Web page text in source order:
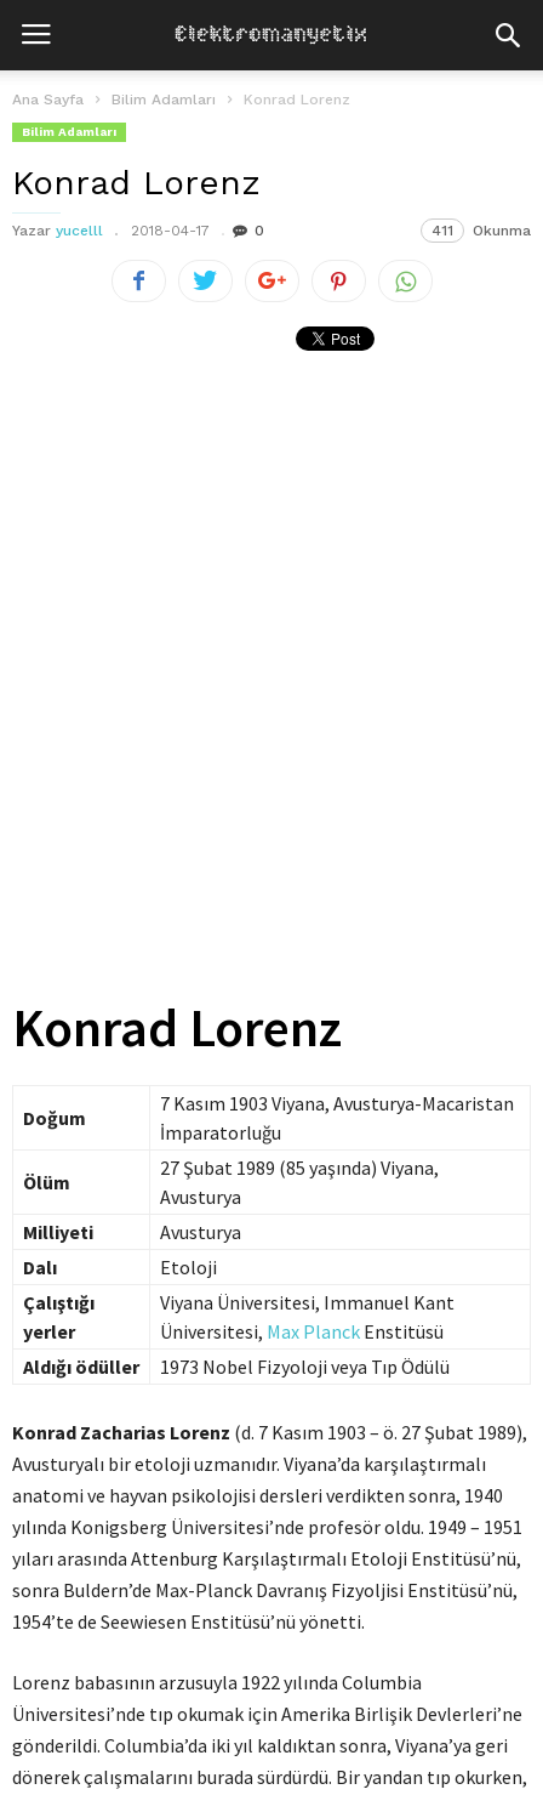
Ana Sayfa Bilim Adamları Konrad Lorenz
Bilim Adamları
Konrad Lorenz
Yazar yucelll 2018-04-17 0 411 Okunma
Konrad Lorenz
Doğum
7 Kasım 1903 Viyana, Avusturya-Macaristan
İmparatorluğu
Ölüm
27 Şubat 1989 (85 yaşında) Viyana,
Avusturya
Milliyeti
Avusturya
Dalı
Etoloji
Çalıştığı
yerler
Viyana Üniversitesi, Immanuel Kant
Üniversitesi, Max Planck Enstitüsü
Aldığı ödüller
1973 Nobel Fizyoloji veya Tıp Ödülü
Konrad Zacharias Lorenz (d. 7 Kasım 1903 – ö. 27 Şubat 1989),
Avusturyalı bir etoloji uzmanıdır. Viyana’da karşılaştırmalı
anatomi ve hayvan psikolojisi dersleri verdikten sonra, 1940
yılında Konigsberg Üniversitesi’nde profesör oldu. 1949 – 1951
yıları arasında Attenburg Karşılaştırmalı Etoloji Enstitüsü’nü,
sonra Buldern’de Max-Planck Davranış Fizyoljisi Enstitüsü’nü,
1954’te de Seewiesen Enstitüsü’nü yönetti.
Lorenz babasının arzusuyla 1922 yılında Columbia
Üniversitesi’nde tıp okumak için Amerika Birlişik Devlerleri’ne
gönderildi. Columbia’da iki yıl kaldıktan sonra, Viyana’ya geri
dönerek çalışmalarını burada sürdürdü. Bir yandan tıp okurken,